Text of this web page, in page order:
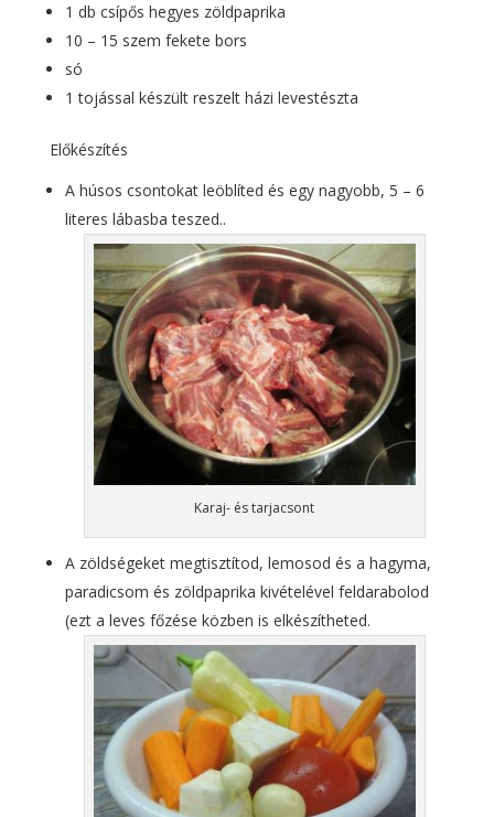
1 db csípős hegyes zöldpaprika
10 – 15 szem fekete bors
só
1 tojással készült reszelt házi levestészta
Előkészítés
A húsos csontokat leöblíted és egy nagyobb, 5 – 6
literes lábasba teszed..
Karaj- és tarjacsont
A zöldségeket megtisztítod, lemosod és a hagyma,
paradicsom és zöldpaprika kivételével feldarabolod
(ezt a leves főzése közben is elkészítheted.